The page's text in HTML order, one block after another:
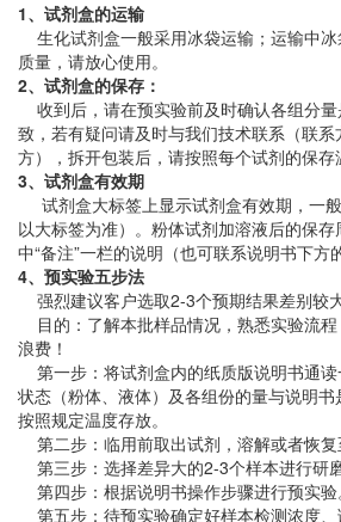
1、试剂盒的运输
生化试剂盒一般采用冰袋运输；运输中
质量，请放心使用。
2、试剂盒的保存：
收到后，请在预实验前及时确认各组分
致，若有疑问请及时与我们技术联系（联
方），拆开包装后，请按照每个试剂的保存
3、试剂盒有效期
试剂盒大标签上显示试剂盒有效期，一
以大标签为准）。粉体试剂加溶液后的保
中“备注”一栏的说明（也可联系说明书下方
4、预实验五步法
强烈建议客户选取2-3个预期结果差别较
目的：了解本批样品情况，熟悉实验流
浪费！
第一步：将试剂盒内的纸质版说明书通读
状态（粉体、液体）及各组份的量与说明
按照规定温度存放。
第二步：临用前取出试剂，溶解或者恢复
第三步：选择差异大的2-3个样本进行研
第四步：根据说明书操作步骤进行预实验
第五步：待预实验确定好样本检测浓度